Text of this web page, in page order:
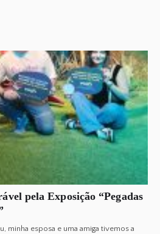
pela Exposição “Pegadas
minha esposa e uma amiga tivemos a